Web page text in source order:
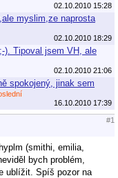
02.10.2010 15:28
myslim,ze naprosta
02.10.2010 18:29
). Tipoval jsem VH, ale
02.10.2010 21:06
spokojený, jinak sem
16.10.2010 17:39
#1
(smithi, emilia,
bych problém,
ublížit. Spíš pozor na